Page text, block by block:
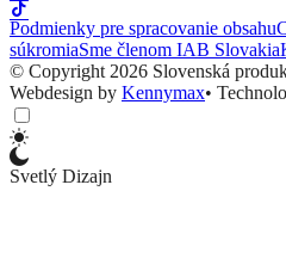
Podmienky pre spracovanie obsahu
súkromiaSme členom IAB Slovakia
© Copyright 2026 Slovenská
Webdesign by Kennymax•
Svetlý Dizajn